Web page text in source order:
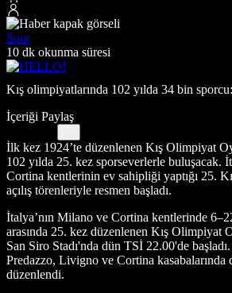
Spor
10 dk okunma süresi
Kış olimpiyatlarında 102 yılda 34 bin
İçeriği Paylaş
İlk kez 1924’te düzenlenen Kış Olimpiyat
102 yılda 25. kez sporseverlerle buluşacak.
Cortina kentlerinin ev sahipliği yaptığı 25.
açılış törenleriyle resmen başladı.
İtalya’nın Milano ve Cortina kentlerinde
arasında 25. kez düzenlenen Kış Olimpiyat
San Siro Stadı'nda dün TSİ 22.00'de
Predazzo, Livigno ve Cortina kasabalarında
düzenlendi.